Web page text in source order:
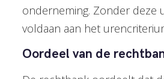
onderneming. Zonder deze
voldaan aan het
Oordeel van de